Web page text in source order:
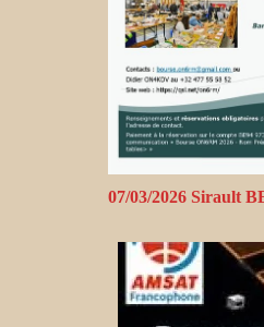
07/03/2026 Sirault